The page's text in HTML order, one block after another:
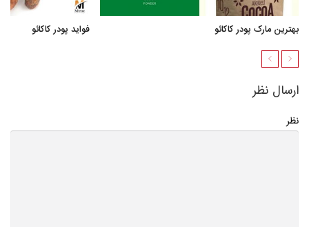
بهترین مارک پودر کاکائو فواید پودر کاکائو
ارسال نظر
نظر